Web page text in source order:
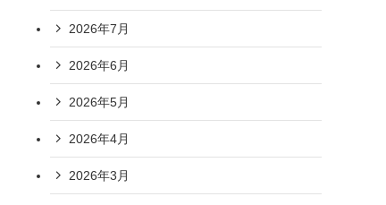
2026年7月
2026年6月
2026年5月
2026年4月
2026年3月